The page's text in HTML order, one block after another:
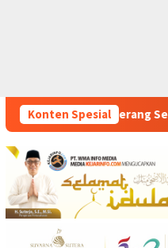
Konten Spesial
Ambil Langkah